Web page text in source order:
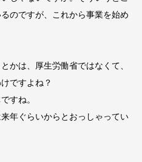
のですが、これから事業を始め
かは、厚生労働省ではなくて、
ですよね？
すね。
年ぐらいからとおっしゃってい